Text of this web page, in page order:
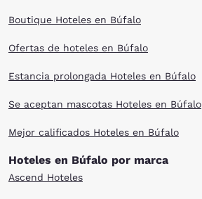
Boutique Hoteles en Búfalo
Ofertas de hoteles en Búfalo
Estancia prolongada Hoteles en Búfalo
Se aceptan mascotas Hoteles en Búfalo
Mejor calificados Hoteles en Búfalo
Hoteles en Búfalo por marca
Ascend Hoteles